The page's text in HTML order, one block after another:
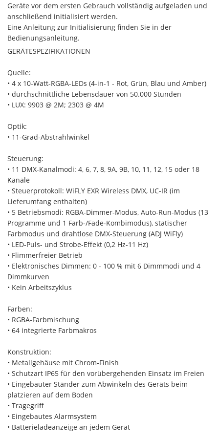
Geräte vor dem ersten Gebrauch vollständig aufgeladen und
anschließend initialisiert werden.
Eine Anleitung zur Initialisierung finden Sie in der
Bedienungsanleitung.
GERÄTESPEZIFIKATIONEN
Quelle:
• 4 x 10-Watt-RGBA-LEDs (4-in-1 - Rot, Grün, Blau und Amber)
• durchschnittliche Lebensdauer von 50.000 Stunden
• LUX: 9903 @ 2M; 2303 @ 4M
Optik:
• 11-Grad-Abstrahlwinkel
Steuerung:
• 11 DMX-Kanalmodi: 4, 6, 7, 8, 9A, 9B, 10, 11, 12, 15 oder 18
Kanäle
• Steuerprotokoll: WiFLY EXR Wireless DMX, UC-IR (im
Lieferumfang enthalten)
• 5 Betriebsmodi: RGBA-Dimmer-Modus, Auto-Run-Modus (13
Programme und 1 Farb-/Fade-Kombimodus), statischer
Farbmodus und drahtlose DMX-Steuerung (ADJ WiFly)
• LED-Puls- und Strobe-Effekt (0,2 Hz-11 Hz)
• Flimmerfreier Betrieb
• Elektronisches Dimmen: 0 - 100 % mit 6 Dimmmodi und 4
Dimmkurven
• Kein Arbeitszyklus
Farben:
• RGBA-Farbmischung
• 64 integrierte Farbmakros
Konstruktion:
• Metallgehäuse mit Chrom-Finish
• Schutzart IP65 für den vorübergehenden Einsatz im Freien
• Eingebauter Ständer zum Abwinkeln des Geräts beim
platzieren auf dem Boden
• Tragegriff
• Eingebautes Alarmsystem
• Batterieladeanzeige an jedem Gerät